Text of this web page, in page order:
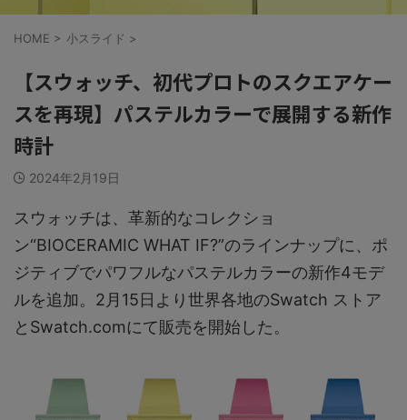
HOME > 小スライド >
【スウォッチ、初代プロトのスクエアケー
スを再現】パステルカラーで展開する新作
時計
2024年2月19日
スウォッチは、革新的なコレクショ
ン“BIOCERAMIC WHAT IF?”のラインナップに、ポ
ジティブでパワフルなパステルカラーの新作4モデ
ルを追加。2月15日より世界各地のSwatch ストア
とSwatch.comにて販売を開始した。